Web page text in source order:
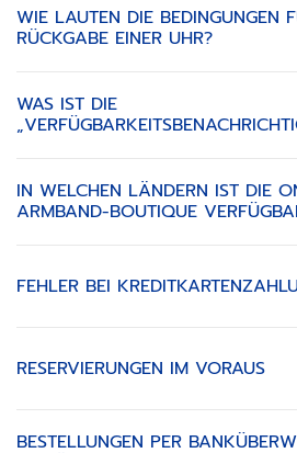
WIE LAUTEN DIE BEDINGUNGEN
RÜCKGABE EINER UHR?
WAS IST DIE
IN WELCHEN LÄNDERN IST DIE
ARMBAND-BOUTIQUE
FEHLER BEI
RESERVIERUNGEN IM VORAUS
BESTELLUNGEN PER